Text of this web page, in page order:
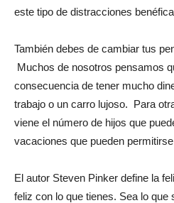
este tipo de distracciones
También debes de cambiar tus
Muchos de nosotros pensamos
consecuencia de tener mucho
trabajo o un carro lujoso. Para
viene el número de hijos que
vacaciones que pueden
El autor Steven Pinker define la
feliz con lo que tienes. Sea lo que